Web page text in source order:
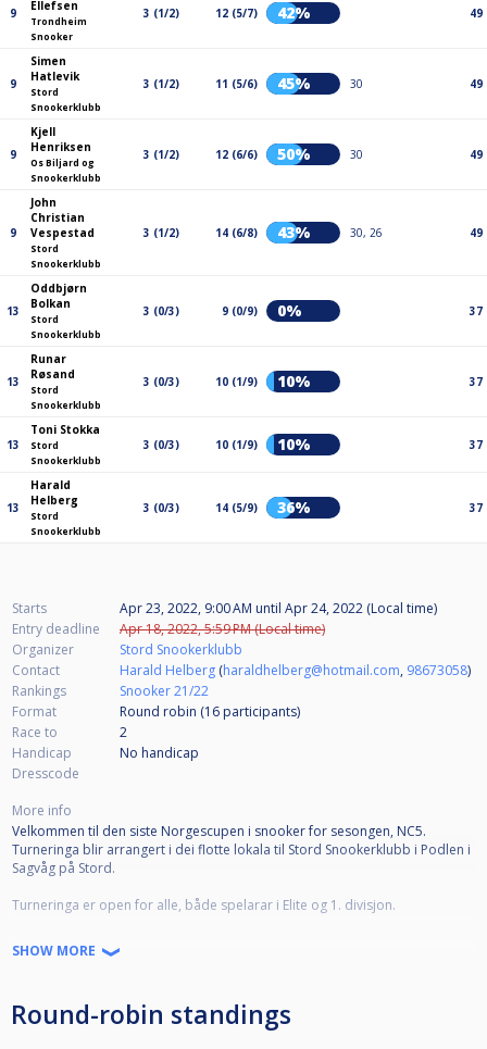
9
Ellefsen
Trondheim
Snooker
3 (1/2) 12 (5/7) 42% 49
9
Simen
Hatlevik
Stord
Snookerklubb
3 (1/2) 11 (5/6) 45% 30 49
9
Kjell
Henriksen
Os Biljard og
Snookerklubb
3 (1/2) 12 (6/6) 50% 30 49
9
John
Christian
Vespestad
Stord
Snookerklubb
3 (1/2) 14 (6/8) 43% 30, 26 49
13
Oddbjørn
Bolkan
Stord
Snookerklubb
3 (0/3) 9 (0/9) 0% 37
13
Runar
Røsand
Stord
Snookerklubb
3 (0/3) 10 (1/9) 10% 37
13
Toni Stokka
Stord
Snookerklubb
3 (0/3) 10 (1/9) 10% 37
13
Harald
Helberg
Stord
Snookerklubb
3 (0/3) 14 (5/9) 36% 37
Starts Apr 23, 2022, 9:00 AM until Apr 24, 2022 (Local time)
Entry deadline
Apr 18, 2022, 5:59 PM (Local time)
Organizer
Stord Snookerklubb
Contact
Harald Helberg (haraldhelberg@hotmail.com, 98673058)
Rankings
Snooker 21/22
Format
Round robin (16 participants)
Race to
2
Handicap
No handicap
Dresscode
More info
Velkommen til den siste Norgescupen i snooker for sesongen, NC5.
Turneringa blir arrangert i dei flotte lokala til Stord Snookerklubb i Podlen i
Sagvåg på Stord.
Turneringa er open for alle, både spelarar i Elite og 1. divisjon.
Me har åtte spelebord. Puljespelet blir i hovudsak spelt laurdag 23. april.
Kampar mellom lokale spelarar eller andre som har moglegheit blir om
Oppmøte på laurdag er kl. 08.30. Spelestart kl. 09.00. Speleskjema blir sett
opp etter at påmeldingsfristen er gått ut. Fristen er søndag 17. april kl.
SHOW MORE
Round-robin standings